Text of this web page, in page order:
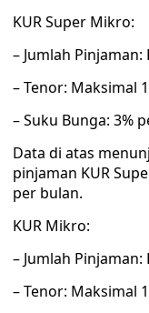
KUR Super Mikro:
– Jumlah Pinjaman:
– Tenor: Maksimal
– Suku Bunga: 3%
Data di atas
pinjaman KUR
per bulan.
KUR Mikro:
– Jumlah Pinjaman:
– Tenor: Maksimal